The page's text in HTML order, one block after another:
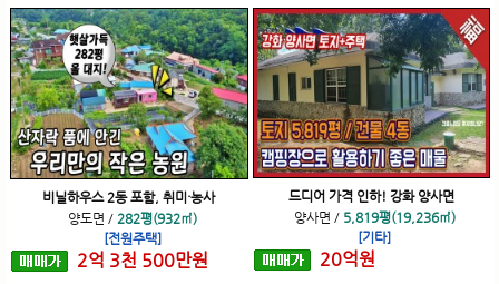
비닐하우스 2동 포함, 취미·농사
양도면 / 282평(932㎡)
[전원주택]
2억 3천 500만원
드디어 가격 인하! 강화 양사면
양사면 / 5,819평(19,236㎡)
[기타]
20억원